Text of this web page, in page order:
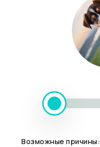
Возможные причины: